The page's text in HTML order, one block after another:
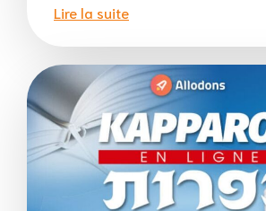
Lire la suite